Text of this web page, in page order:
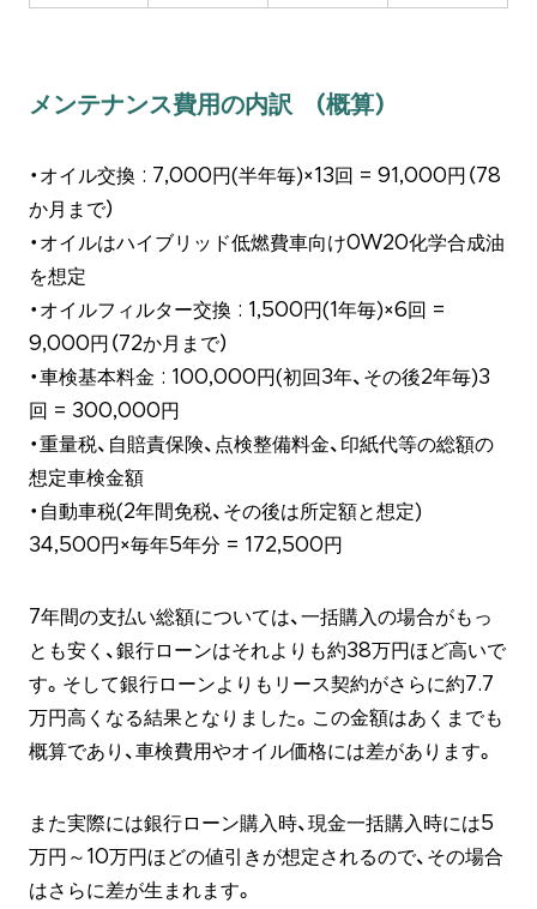
メンテナンス費用の内訳 (概算)
・オイル交換 : 7,000円(半年毎)×13回 = 91,000円（78
か月まで）
・オイルはハイブリッド低燃費車向け0W20化学合成油
を想定
・オイルフィルター交換 : 1,500円(1年毎)×6回 =
9,000円（72か月まで）
・車検基本料金 : 100,000円(初回3年、その後2年毎)3
回 = 300,000円
・重量税、自賠責保険、点検整備料金、印紙代等の総額の
想定車検金額
・自動車税(2年間免税、その後は所定額と想定)
34,500円×毎年5年分 = 172,500円
7年間の支払い総額については、一括購入の場合がもっ
とも安く、銀行ローンはそれよりも約38万円ほど高いで
す。そして銀行ローンよりもリース契約がさらに約7.7
万円高くなる結果となりました。この金額はあくまでも
概算であり、車検費用やオイル価格には差があります。
また実際には銀行ローン購入時、現金一括購入時には5
万円～10万円ほどの値引きが想定されるので、その場合
はさらに差が生まれます。